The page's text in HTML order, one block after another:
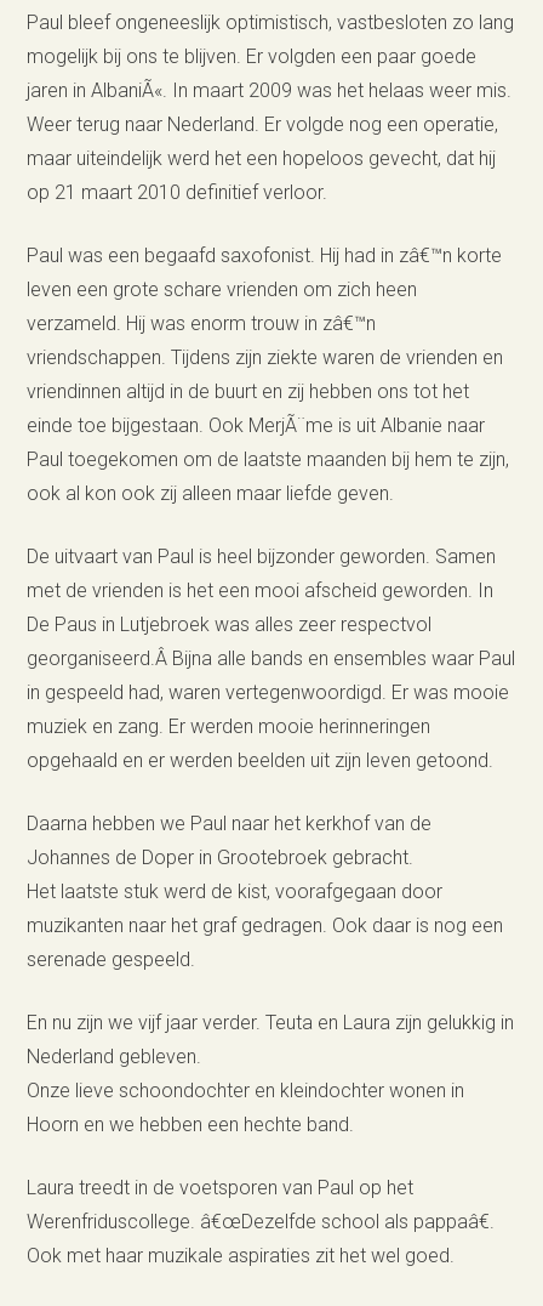
Paul bleef ongeneeslijk optimistisch, vastbesloten zo lang
mogelijk bij ons te blijven. Er volgden een paar goede
jaren in AlbaniÃ«. In maart 2009 was het helaas weer mis.
Weer terug naar Nederland. Er volgde nog een operatie,
maar uiteindelijk werd het een hopeloos gevecht, dat hij
op 21 maart 2010 definitief verloor.
Paul was een begaafd saxofonist. Hij had in zâ€™n korte
leven een grote schare vrienden om zich heen
verzameld. Hij was enorm trouw in zâ€™n
vriendschappen. Tijdens zijn ziekte waren de vrienden en
vriendinnen altijd in de buurt en zij hebben ons tot het
einde toe bijgestaan. Ook MerjÃ¨me is uit Albanie naar
Paul toegekomen om de laatste maanden bij hem te zijn,
ook al kon ook zij alleen maar liefde geven.
De uitvaart van Paul is heel bijzonder geworden. Samen
met de vrienden is het een mooi afscheid geworden. In
De Paus in Lutjebroek was alles zeer respectvol
georganiseerd.Â Bijna alle bands en ensembles waar Paul
in gespeeld had, waren vertegenwoordigd. Er was mooie
muziek en zang. Er werden mooie herinneringen
opgehaald en er werden beelden uit zijn leven getoond.
Daarna hebben we Paul naar het kerkhof van de
Johannes de Doper in Grootebroek gebracht.
Het laatste stuk werd de kist, voorafgegaan door
muzikanten naar het graf gedragen. Ook daar is nog een
serenade gespeeld.
En nu zijn we vijf jaar verder. Teuta en Laura zijn gelukkig in
Nederland gebleven.
Onze lieve schoondochter en kleindochter wonen in
Hoorn en we hebben een hechte band.
Laura treedt in de voetsporen van Paul op het
Werenfriduscollege. â€œDezelfde school als pappaâ€.
Ook met haar muzikale aspiraties zit het wel goed.